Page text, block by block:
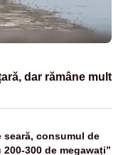
dar rămâne mult
seară, consumul de
300 de megawați”